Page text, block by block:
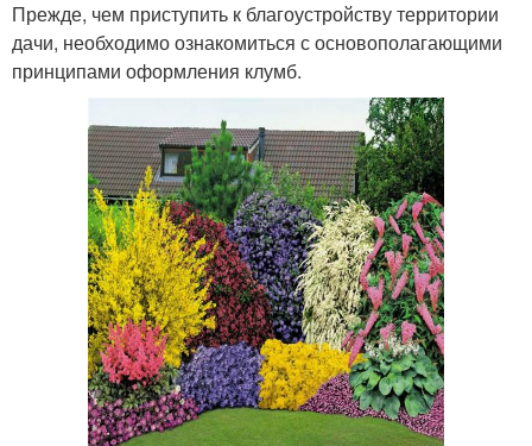
Прежде, чем приступить к благоустройству территории
дачи, необходимо ознакомиться с основополагающими
принципами оформления клумб.